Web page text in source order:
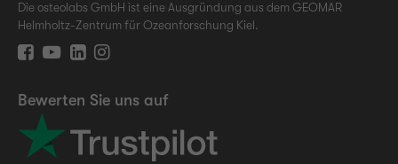
Die osteolabs GmbH ist eine Ausgründung aus dem GEOMAR
Helmholtz-Zentrum für Ozeanforschung Kiel.
Bewerten Sie uns auf